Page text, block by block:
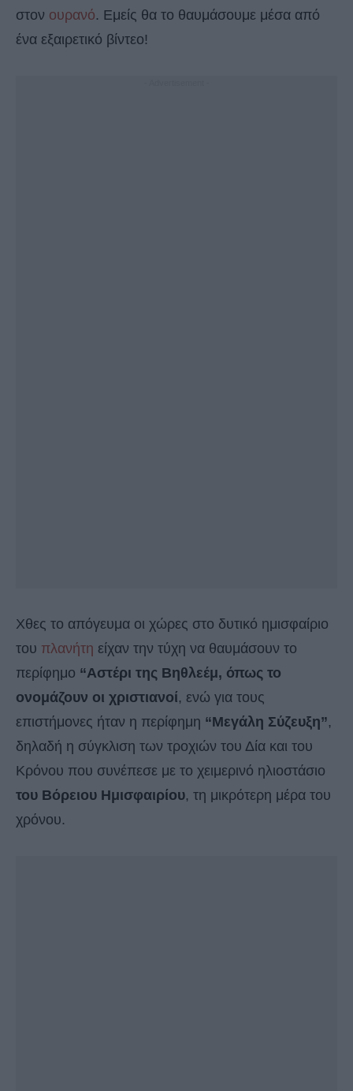
στον ουρανό. Εμείς θα το θαυμάσουμε μέσα από
ένα εξαιρετικό βίντεο!
Χθες το απόγευμα οι χώρες στο δυτικό ημισφαίριο
του πλανήτη είχαν την τύχη να θαυμάσουν το
περίφημο “Αστέρι της Βηθλεέμ, όπως το
ονομάζουν οι χριστιανοί, ενώ για τους
επιστήμονες ήταν η περίφημη “Μεγάλη Σύζευξη”,
δηλαδή η σύγκλιση των τροχιών του Δία και του
Κρόνου που συνέπεσε με το χειμερινό ηλιοστάσιο
του Βόρειου Ημισφαιρίου, τη μικρότερη μέρα του
χρόνου.